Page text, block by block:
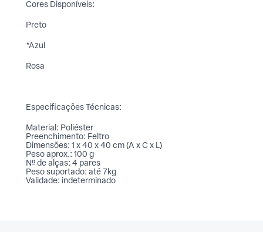
Cores Disponíveis:
Preto
*Azul
Rosa
Especificações Técnicas:
Material: Poliéster
Preenchimento: Feltro
Dimensões: 1 x 40 x 40 cm (A x C x L)
Peso aprox.: 100 g
Nº de alças: 4 pares
Peso suportado: até 7kg
Validade: indeterminado